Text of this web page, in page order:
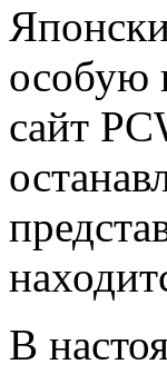
особую
сайт
В